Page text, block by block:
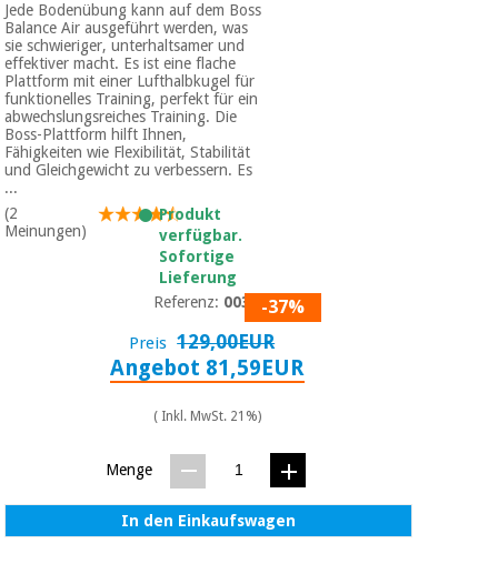
Jede Bodenübung kann auf dem Boss
Balance Air ausgeführt werden, was
sie schwieriger, unterhaltsamer und
effektiver macht. Es ist eine flache
Plattform mit einer Lufthalbkugel für
funktionelles Training, perfekt für ein
abwechslungsreiches Training. Die
Boss-Plattform hilft Ihnen,
Fähigkeiten wie Flexibilität, Stabilität
und Gleichgewicht zu verbessern. Es
...
(2
Meinungen)
Produkt
verfügbar.
Sofortige
Lieferung
Referenz: 00380-37%
Preis 129,00EUR
Angebot 81,59EUR
( Inkl. MwSt. 21%)
Menge
In den Einkaufswagen